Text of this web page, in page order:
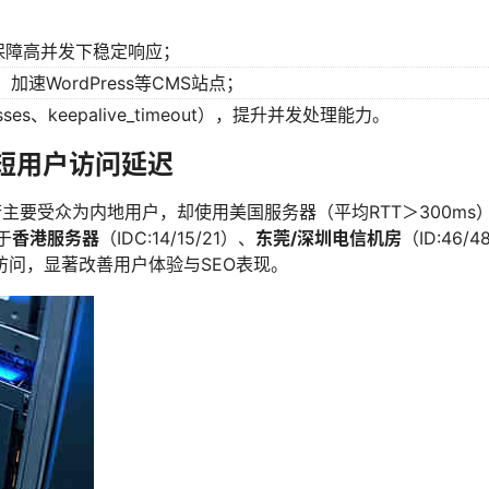
高并发下稳定响应；
速WordPress等CMS站点；
、keepalive_timeout），提升并发处理能力。
用户访问延迟
要受众为内地用户，却使用美国服务器（平均RTT＞300ms
香港服务器 （IDC:14/15/21）、 东莞/深圳电信机房 （ID:46/
，显著改善用户体验与SEO表现。